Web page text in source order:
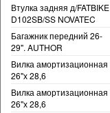
Втулка задняя д/FATBIKE
D102SB/SS NOVATEC
Багажник передний 26-
29". AUTHOR
Вилка амортизационная
26"х 28,6
Вилка амортизационная
26"х 28,6